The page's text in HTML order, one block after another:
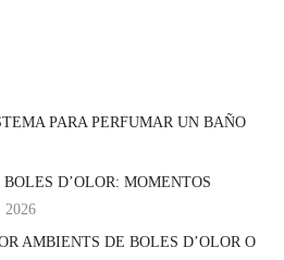
PARA PERFUMAR UN BAÑO
D’OLOR: MOMENTOS
2026
AMBIENTS DE BOLES D’OLOR O